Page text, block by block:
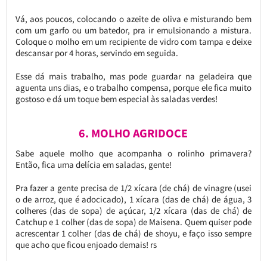
Vá, aos poucos, colocando o azeite de oliva e misturando bem
com um garfo ou um batedor, pra ir emulsionando a mistura.
Coloque o molho em um recipiente de vidro com tampa e deixe
descansar por 4 horas, servindo em seguida.
Esse dá mais trabalho, mas pode guardar na geladeira que
aguenta uns dias, e o trabalho compensa, porque ele fica muito
gostoso e dá um toque bem especial às saladas verdes!
6. MOLHO AGRIDOCE
Sabe aquele molho que acompanha o rolinho primavera?
Então, fica uma delícia em saladas, gente!
Pra fazer a gente precisa de 1/2 xícara (de chá) de vinagre (usei
o de arroz, que é adocicado), 1 xícara (das de chá) de água, 3
colheres (das de sopa) de açúcar, 1/2 xícara (das de chá) de
Catchup e 1 colher (das de sopa) de Maisena. Quem quiser pode
acrescentar 1 colher (das de chá) de shoyu, e faço isso sempre
que acho que ficou enjoado demais! rs